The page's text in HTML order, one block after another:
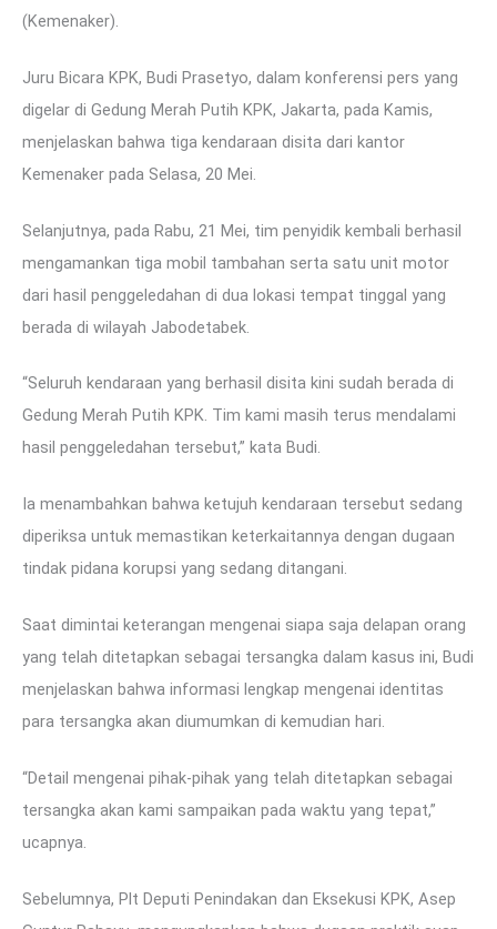
(Kemenaker).
Juru Bicara KPK, Budi Prasetyo, dalam konferensi pers yang
digelar di Gedung Merah Putih KPK, Jakarta, pada Kamis,
menjelaskan bahwa tiga kendaraan disita dari kantor
Kemenaker pada Selasa, 20 Mei.
Selanjutnya, pada Rabu, 21 Mei, tim penyidik kembali berhasil
mengamankan tiga mobil tambahan serta satu unit motor
dari hasil penggeledahan di dua lokasi tempat tinggal yang
berada di wilayah Jabodetabek.
“Seluruh kendaraan yang berhasil disita kini sudah berada di
Gedung Merah Putih KPK. Tim kami masih terus mendalami
hasil penggeledahan tersebut,” kata Budi.
Ia menambahkan bahwa ketujuh kendaraan tersebut sedang
diperiksa untuk memastikan keterkaitannya dengan dugaan
tindak pidana korupsi yang sedang ditangani.
Saat dimintai keterangan mengenai siapa saja delapan orang
yang telah ditetapkan sebagai tersangka dalam kasus ini, Budi
menjelaskan bahwa informasi lengkap mengenai identitas
para tersangka akan diumumkan di kemudian hari.
“Detail mengenai pihak-pihak yang telah ditetapkan sebagai
tersangka akan kami sampaikan pada waktu yang tepat,”
ucapnya.
Sebelumnya, Plt Deputi Penindakan dan Eksekusi KPK, Asep